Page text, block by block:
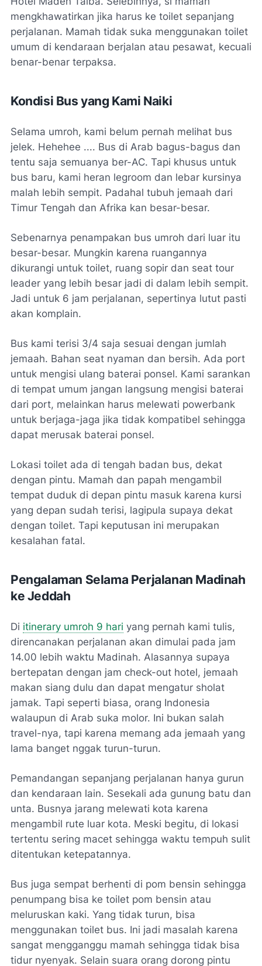
mengkhawatirkan jika harus ke toilet sepanjang
perjalanan. Mamah tidak suka menggunakan toilet
umum di kendaraan berjalan atau pesawat, kecuali
benar-benar terpaksa.
Kondisi Bus yang Kami Naiki
Selama umroh, kami belum pernah melihat bus
jelek. Hehehee .... Bus di Arab bagus-bagus dan
tentu saja semuanya ber-AC. Tapi khusus untuk
bus baru, kami heran legroom dan lebar kursinya
malah lebih sempit. Padahal tubuh jemaah dari
Timur Tengah dan Afrika kan besar-besar.
Sebenarnya penampakan bus umroh dari luar itu
besar-besar. Mungkin karena ruangannya
dikurangi untuk toilet, ruang sopir dan seat tour
leader yang lebih besar jadi di dalam lebih sempit.
Jadi untuk 6 jam perjalanan, sepertinya lutut pasti
akan komplain.
Bus kami terisi 3/4 saja sesuai dengan jumlah
jemaah. Bahan seat nyaman dan bersih. Ada port
untuk mengisi ulang baterai ponsel. Kami sarankan
di tempat umum jangan langsung mengisi baterai
dari port, melainkan harus melewati powerbank
untuk berjaga-jaga jika tidak kompatibel sehingga
dapat merusak baterai ponsel.
Lokasi toilet ada di tengah badan bus, dekat
dengan pintu. Mamah dan papah mengambil
tempat duduk di depan pintu masuk karena kursi
yang depan sudah terisi, lagipula supaya dekat
dengan toilet. Tapi keputusan ini merupakan
kesalahan fatal.
Pengalaman Selama Perjalanan Madinah
ke Jeddah
Di itinerary umroh 9 hari yang pernah kami tulis,
direncanakan perjalanan akan dimulai pada jam
14.00 lebih waktu Madinah. Alasannya supaya
bertepatan dengan jam check-out hotel, jemaah
makan siang dulu dan dapat mengatur sholat
jamak. Tapi seperti biasa, orang Indonesia
walaupun di Arab suka molor. Ini bukan salah
travel-nya, tapi karena memang ada jemaah yang
lama banget nggak turun-turun.
Pemandangan sepanjang perjalanan hanya gurun
dan kendaraan lain. Sesekali ada gunung batu dan
unta. Busnya jarang melewati kota karena
mengambil rute luar kota. Meski begitu, di lokasi
tertentu sering macet sehingga waktu tempuh sulit
ditentukan ketepatannya.
Bus juga sempat berhenti di pom bensin sehingga
penumpang bisa ke toilet pom bensin atau
meluruskan kaki. Yang tidak turun, bisa
menggunakan toilet bus. Ini jadi masalah karena
sangat mengganggu mamah sehingga tidak bisa
tidur nyenyak. Selain suara orang dorong pintu